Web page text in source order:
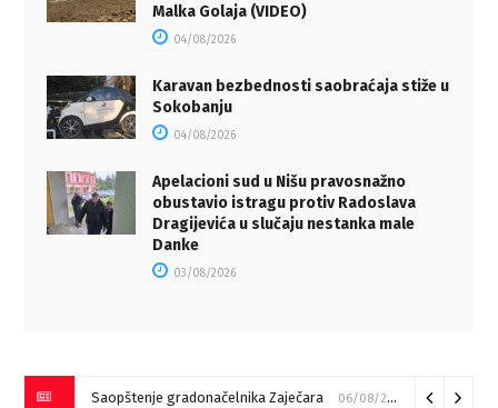
Malka Golaja (VIDEO)
04/08/2026
Karavan bezbednosti saobraćaja stiže u
Sokobanju
04/08/2026
Apelacioni sud u Nišu pravosnažno
obustavio istragu protiv Radoslava
Dragijevića u slučaju nestanka male
Danke
03/08/2026
Saopštenje gradonačelnika Zaječara 06/08/2026